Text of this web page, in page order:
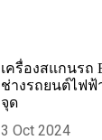
เครื่องสแกนรถ
ช่างรถยนต์ไฟ
จุด
3 Oct 2024